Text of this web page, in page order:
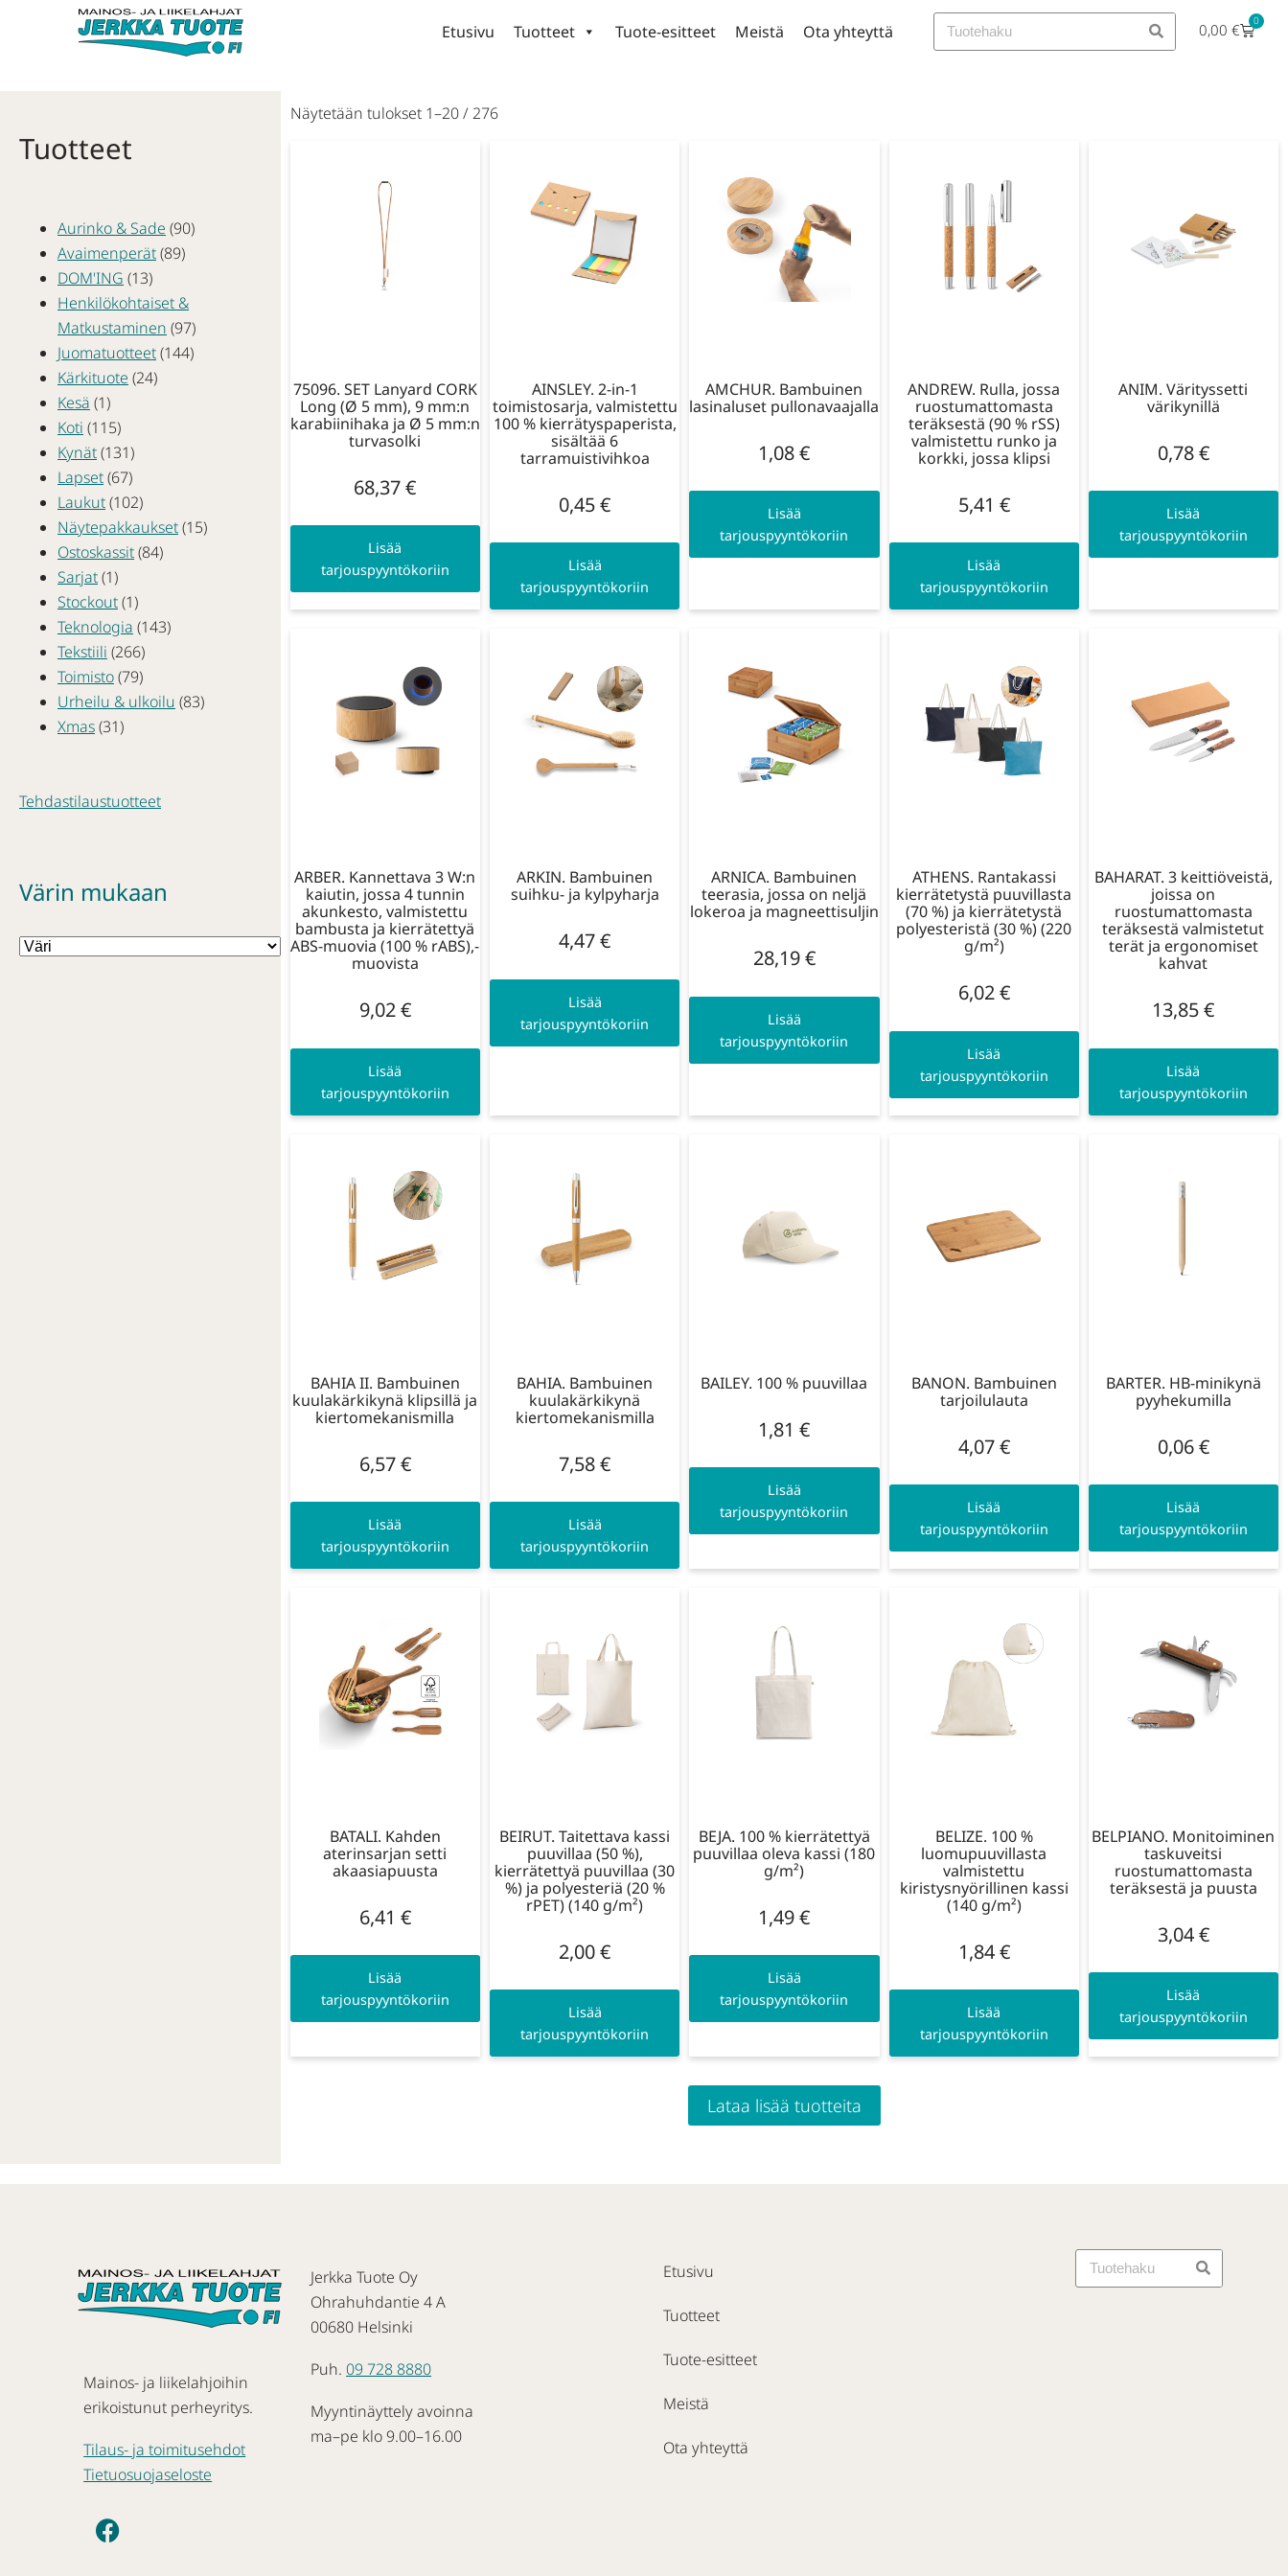
Etusivu Tuotteet Tuote-esitteet Meistä Ota yhteyttä 0,00€ 0
Tuotteet
Aurinko & Sade (90)
Avaimenperät(89)
DOM'ING (13)
Henkilökohtaiset &
Matkustaminen (97)
Juomatuotteet(144)
Kärkituote (24)
Kesä (1)
Koti (115)
Kynät(131)
Lapset(67)
Laukut(102)
Näytepakkaukset(15)
Ostoskassit(84)
Sarjat(1)
Stockout(1)
Teknologia (143)
Tekstiili (266)
Toimisto(79)
Urheilu & ulkoilu (83)
Xmas(31)
Tehdastilaustuotteet
Värin mukaan
Näytetään tulokset 1–20 / 276
75096. SET Lanyard CORK
Long (Ø 5 mm), 9 mm:n
karabiinihaka ja Ø 5 mm:n
turvasolki
68,37€
Lisää
tarjouspyyntökoriin
AINSLEY. 2-in-1
toimistosarja, valmistettu
100 % kierrätyspaperista,
sisältää 6
tarramuistivihkoa
0,45€
Lisää
tarjouspyyntökoriin
AMCHUR. Bambuinen
lasinaluset pullonavaajalla
1,08€
Lisää
tarjouspyyntökoriin
ANDREW. Rulla, jossa
ruostumattomasta
teräksestä (90 % rSS)
valmistettu runko ja
korkki, jossa klipsi
5,41 €
Lisää
tarjouspyyntökoriin
ANIM. Värityssetti
värikynillä
0,78€
Lisää
tarjouspyyntökoriin
ARBER. Kannettava 3 W:n
kaiutin, jossa 4 tunnin
akunkesto, valmistettu
bambusta ja kierrätettyä
ABS-muovia (100 % rABS),-
muovista
9,02€
Lisää
tarjouspyyntökoriin
ARKIN. Bambuinen
suihku- ja kylpyharja
4,47€
Lisää
tarjouspyyntökoriin
ARNICA. Bambuinen
teerasia, jossa on neljä
lokeroa ja magneettisuljin
28,19€
Lisää
tarjouspyyntökoriin
ATHENS. Rantakassi
kierrätetystä puuvillasta
(70 %) ja kierrätetystä
polyesteristä (30 %) (220
g/m²)
6,02€
Lisää
tarjouspyyntökoriin
BAHARAT. 3 keittiöveistä,
joissa on
ruostumattomasta
teräksestä valmistetut
terät ja ergonomiset
kahvat
13,85€
Lisää
tarjouspyyntökoriin
BAHIA II. Bambuinen
kuulakärkikynä klipsillä ja
kiertomekanismilla
6,57€
Lisää
tarjouspyyntökoriin
BAHIA. Bambuinen
kuulakärkikynä
kiertomekanismilla
7,58€
Lisää
tarjouspyyntökoriin
BAILEY. 100 % puuvillaa
1,81€
Lisää
tarjouspyyntökoriin
BANON. Bambuinen
tarjoilulauta
4,07€
Lisää
tarjouspyyntökoriin
BARTER. HB-minikynä
pyyhekumilla
0,06€
Lisää
tarjouspyyntökoriin
BATALI. Kahden
aterinsarjan setti
akaasiapuusta
6,41 €
Lisää
tarjouspyyntökoriin
BEIRUT. Taitettava kassi
puuvillaa (50 %),
kierrätettyä puuvillaa (30
%) ja polyesteriä (20 %
rPET) (140 g/m²)
2,00€
Lisää
tarjouspyyntökoriin
BEJA. 100 % kierrätettyä
puuvillaa oleva kassi (180
g/m²)
1,49€
Lisää
tarjouspyyntökoriin
BELIZE. 100 %
luomupuuvillasta
valmistettu
kiristysnyörillinen kassi
(140 g/m²)
1,84€
Lisää
tarjouspyyntökoriin
BELPIANO. Monitoiminen
taskuveitsi
ruostumattomasta
teräksestä ja puusta
3,04€
Lisää
tarjouspyyntökoriin
Lataa lisää tuotteita
Mainos- ja liikelahjoihin
erikoistunut perheyritys.
Tilaus- ja toimitusehdot
Tietuosuojaseloste
Jerkka Tuote Oy
Ohrahuhdantie 4 A
00680 Helsinki
Puh. 09 728 8880
Myyntinäyttely avoinna
ma–pe klo 9.00–16.00
Etusivu
Tuotteet
Tuote-esitteet
Meistä
Ota yhteyttä